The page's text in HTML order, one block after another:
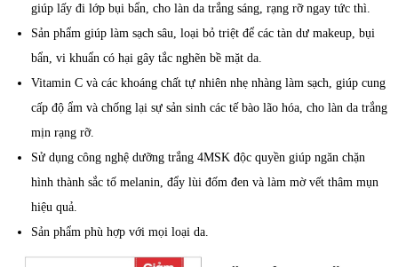
giúp lấy đi lớp bụi bẩn, cho làn da trắng sáng, rạng rỡ ngay tức thì.
Sản phẩm giúp làm sạch sâu, loại bỏ triệt để các tàn dư makeup, bụi
bẩn, vi khuẩn có hại gây tắc nghẽn bề mặt da.
Vitamin C và các khoáng chất tự nhiên nhẹ nhàng làm sạch, giúp cung
cấp độ ẩm và chống lại sự sản sinh các tế bào lão hóa, cho làn da trắng
mịn rạng rỡ.
Sử dụng công nghệ dưỡng trắng 4MSK độc quyền giúp ngăn chặn
hình thành sắc tố melanin, đẩy lùi đốm đen và làm mờ vết thâm mụn
hiệu quả.
Sản phẩm phù hợp với mọi loại da.